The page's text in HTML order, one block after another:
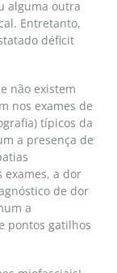
alguma outra
Entretanto,
déficit
não existem
nos exames de
típicos da
a presença de
exames, a dor
de dor
a
pontos gatilhos